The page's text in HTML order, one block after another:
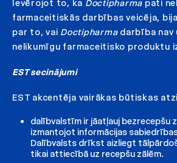
Ievērojot to, ka Doctipharma pati
farmaceitiskās darbības veicēja,
par to, vai Doctipharma darbība nav
nelikumīgu farmaceitisko produktu
EST secinājumi
EST akcentēja vairākas būtiskas
dalībvalstīm ir jāatļauj bezrecepšu
izmantojot informācijas
Dalībvalsts drīkst aizliegt
tikai attiecībā uz recepšu zālēm.